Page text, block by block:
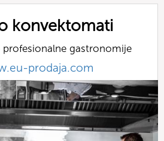
konvektomati
profesionalne gastronomije
prodaja.com